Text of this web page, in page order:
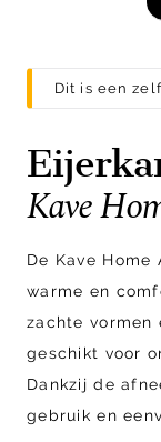
Dit is een
Kave
De Kave
warme en
zachte vormen
geschikt voor
Dankzij de
gebruik en